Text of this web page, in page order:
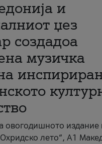
и
џез
создадоа
музичка
овогодишното издание
лето“, А1